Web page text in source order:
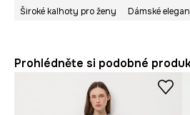
Široké kalhoty pro ženy
Dámské
Prohlédněte si podobné